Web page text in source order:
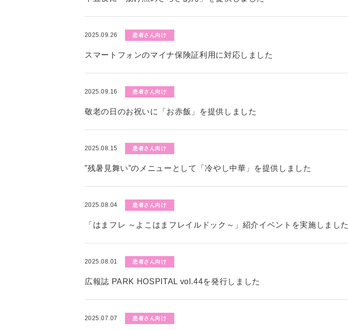
2025.09.26 患者さん向け
スマートフォンのマイナ保険証利用に対応しました
2025.09.16 患者さん向け
敬老の日のお祝いに「お赤飯」を提供しました
2025.08.15 患者さん向け
”残暑見舞い”のメニューとして「冷やし中華」を提供しました
2025.08.04 患者さん向け
「はまフレ ～よこはまフレイルドック～」紹介イベントを実施しました
2025.08.01 患者さん向け
広報誌 PARK HOSPITAL vol.44を発行しました
2025.07.07 患者さん向け